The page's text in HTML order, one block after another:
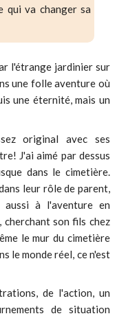
va changer sa
l'étrange jardinier sur
une folle aventure où
une éternité, mais un
original avec ses
J'ai aimé par dessus
dans le cimetière.
leur rôle de parent,
à l'aventure en
son fils chez
le mur du cimetière
le monde réel, ce n'est
de l'action, un
de situation